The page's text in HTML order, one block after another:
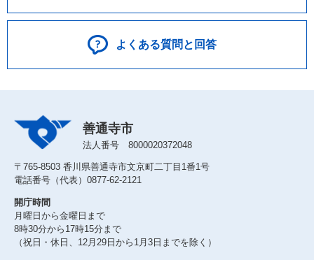
よくある質問と回答
善通寺市
法人番号 8000020372048
〒765-8503 香川県善通寺市文京町二丁目1番1号
電話番号（代表）0877-62-2121
開庁時間
月曜日から金曜日まで
8時30分から17時15分まで
（祝日・休日、12月29日から1月3日までを除く）